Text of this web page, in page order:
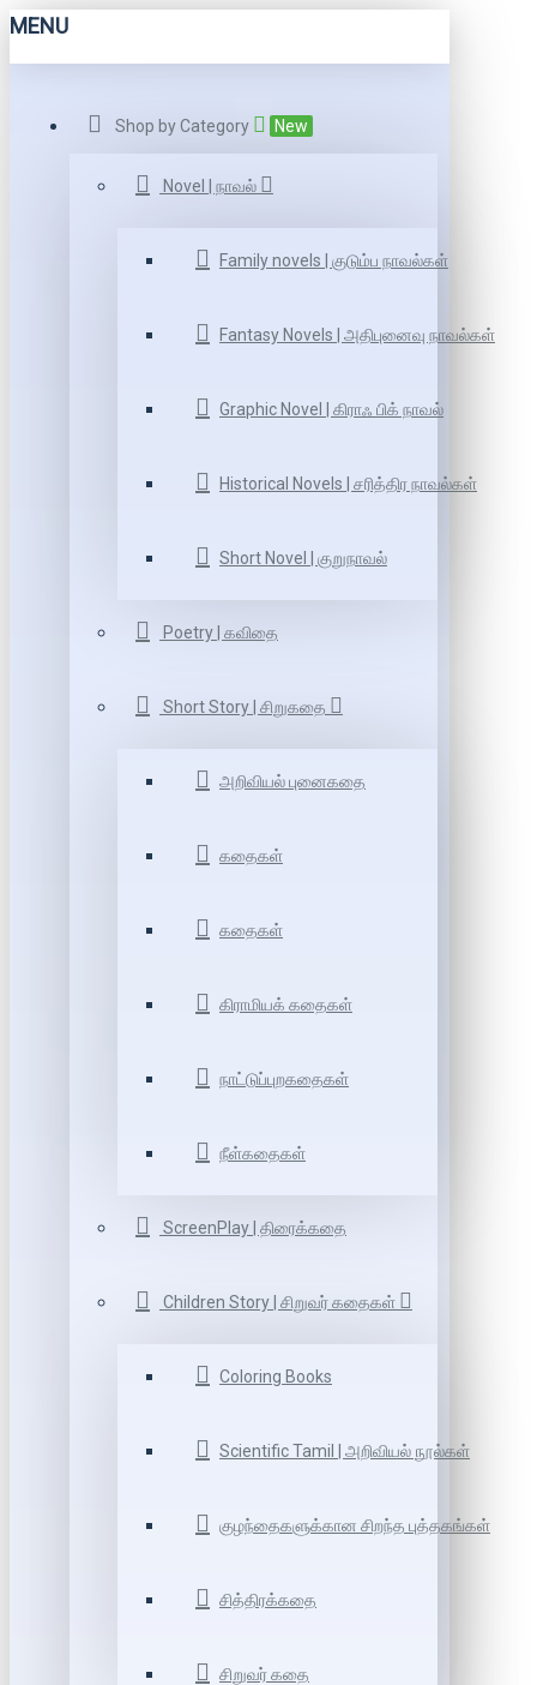
MENU
Shop by Category New
Novel | நாவல்
Family novels | குடும்ப நாவல்கள்
Fantasy Novels | அதிபுனைவு நாவல்கள்
Graphic Novel | கிராஃ பிக் நாவல்
Historical Novels | சரித்திர நாவல்கள்
Short Novel | குறுநாவல்
Poetry | கவிதை
Short Story | சிறுகதை
அறிவியல் புனைகதை
கதைகள்
கதைகள்
கிராமியக் கதைகள்
நாட்டுப்புறகதைகள்
நீள்கதைகள்
ScreenPlay | திரைக்கதை
Children Story | சிறுவர் கதைகள்
Coloring Books
Scientific Tamil | அறிவியல் நூல்கள்
குழந்தைகளுக்கான சிறந்த புத்தகங்கள்
சித்திரக்கதை
சிறுவர் கதை